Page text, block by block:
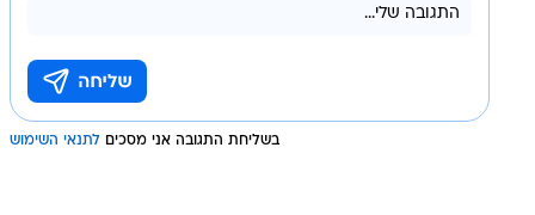
בשליחת התגובה אני מסכים לתנאי השימוש